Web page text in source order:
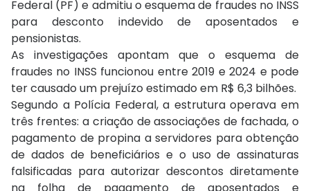
Federal (PF) e admitiu o esquema de fraudes no INSS
para desconto indevido de aposentados e
pensionistas.
As investigações apontam que o esquema de
fraudes no INSS funcionou entre 2019 e 2024 e pode
ter causado um prejuízo estimado em R$ 6,3 bilhões.
Segundo a Polícia Federal, a estrutura operava em
três frentes: a criação de associações de fachada, o
pagamento de propina a servidores para obtenção
de dados de beneficiários e o uso de assinaturas
falsificadas para autorizar descontos diretamente